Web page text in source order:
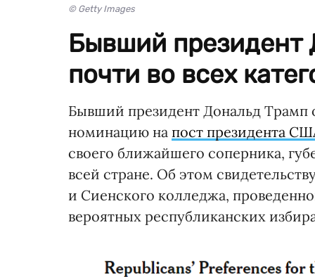
© Getty Images
Бывший президент
почти во всех
Бывший президент Дональд Трамп
номинацию на пост президента
своего ближайшего соперника,
всей стране. Об этом
и Сиенского колледжа,
вероятных республиканских